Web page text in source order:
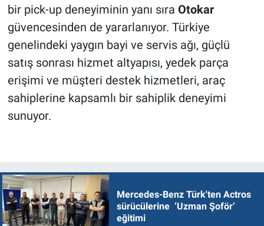
bir pick-up deneyiminin yanı sıra Otokar
güvencesinden de yararlanıyor. Türkiye
genelindeki yaygın bayi ve servis ağı, güçlü
satış sonrası hizmet altyapısı, yedek parça
erişimi ve müşteri destek hizmetleri, araç
sahiplerine kapsamlı bir sahiplik deneyimi
sunuyor.
Mercedes-Benz Türk'ten Actros
sürücülerine ‘Uzman Şoför’
eğitimi